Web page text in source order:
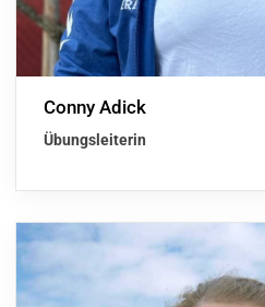
Conny Adick
Übungsleiterin